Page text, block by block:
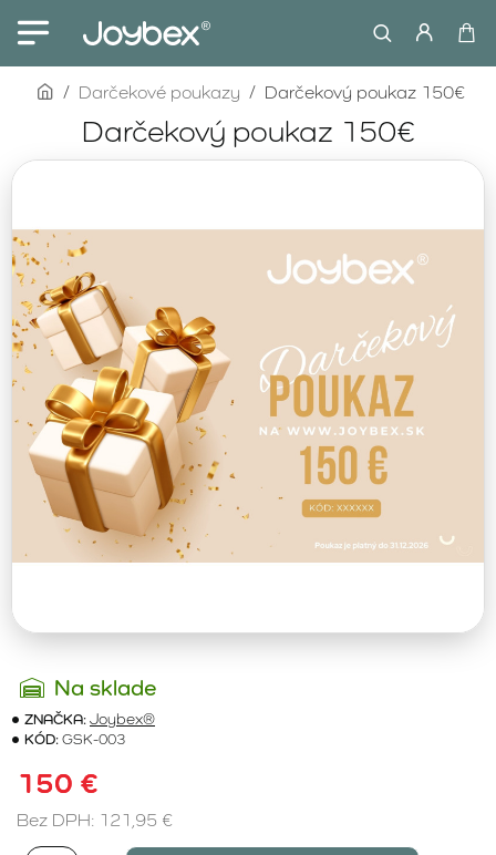
Darčekový poukaz 150€
homeDarčekové poukazy Darčekový poukaz 150€
Na sklade
ZNAČKA:Joybex®
KÓD:GSK-003
150 €
Bez DPH: 121,95 €